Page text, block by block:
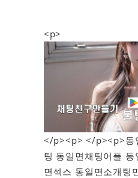
<p>
</p><p> </p><p>동
팅 동일면채팅어플
면섹스 동일면소개팅